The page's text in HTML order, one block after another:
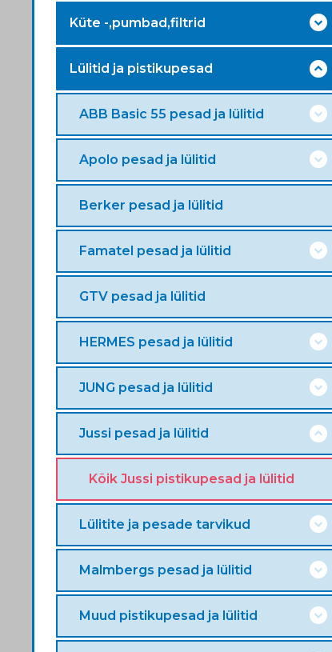
Küte -,pumbad,filtrid
Lülitid ja pistikupesad
ABB Basic 55 pesad ja lülitid
Apolo pesad ja lülitid
Berker pesad ja lülitid
Famatel pesad ja lülitid
GTV pesad ja lülitid
HERMES pesad ja lülitid
JUNG pesad ja lülitid
Jussi pesad ja lülitid
Kõik Jussi pistikupesad ja lülitid
Lülitite ja pesade tarvikud
Malmbergs pesad ja lülitid
Muud pistikupesad ja lülitid